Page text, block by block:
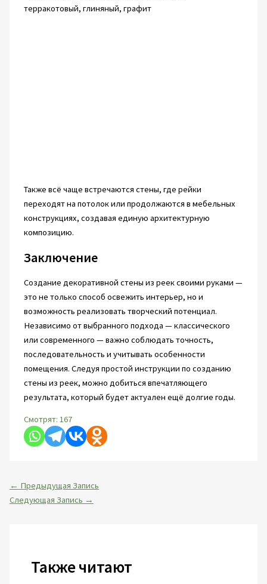
терракотовый, глиняный, графит
Также всё чаще встречаются стены, где рейки
переходят на потолок или продолжаются в мебельных
конструкциях, создавая единую архитектурную
композицию.
Заключение
Создание декоративной стены из реек своими руками —
это не только способ освежить интерьер, но и
возможность реализовать творческий потенциал.
Независимо от выбранного подхода — классического
или современного — важно соблюдать точность,
последовательность и учитывать особенности
помещения. Следуя простой инструкции по созданию
стены из реек, можно добиться впечатляющего
результата, который будет актуален ещё долгие годы.
Смотрят: 167
← Предыдущая Запись
Следующая Запись →
Также читают